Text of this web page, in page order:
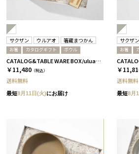
サクザン ウルアオ 箸蔵まつかん
お箸 カタログギフト ボウル
CATALOG&TABLE WARE BOX/uluao/グレー＆ホワイト/浜色＆雲色/ アウレリアーナ
￥11,480 （税込）
送料無料
最短8月11日(火)にお届け
サクザン
お箸
￥
送料無料
最短8月